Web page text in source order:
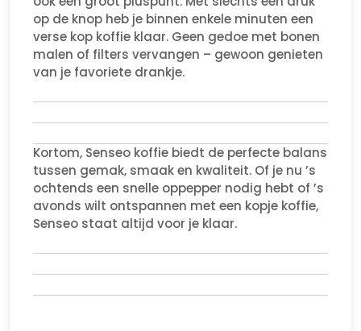
op de knop heb je binnen enkele minuten een
verse kop koffie klaar. Geen gedoe met bonen
malen of filters vervangen – gewoon genieten
van je favoriete drankje.
Kortom, Senseo koffie biedt de perfecte balans
tussen gemak, smaak en kwaliteit. Of je nu ’s
ochtends een snelle oppepper nodig hebt of ’s
avonds wilt ontspannen met een kopje koffie,
Senseo staat altijd voor je klaar.